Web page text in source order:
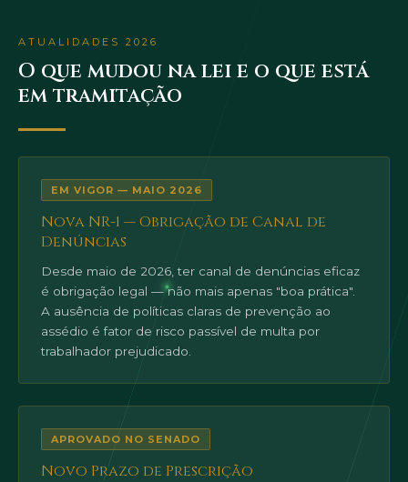
ATUALIDADES 2026
O que mudou na lei e o que está
em tramitação
EM VIGOR — MAIO 2026
Nova NR-1 — Obrigação de Canal de
Denúncias
Desde maio de 2026, ter canal de denúncias eficaz
é obrigação legal — não mais apenas "boa prática".
A ausência de políticas claras de prevenção ao
assédio é fator de risco passível de multa por
trabalhador prejudicado.
APROVADO NO SENADO
Novo Prazo de Prescrição